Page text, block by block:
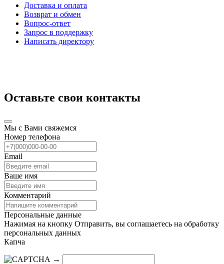
Доставка и оплата
Возврат и обмен
Вопрос-ответ
Запрос в поддержку
Написать директору
Оставьте свои контакты
Мы с Вами свяжемся
Номер телефона
Email
Ваше имя
Комментарий
Персональные данные
Нажимая на кнопку Отправить, вы соглашаетесь на обработку
персональных данных
Капча
→